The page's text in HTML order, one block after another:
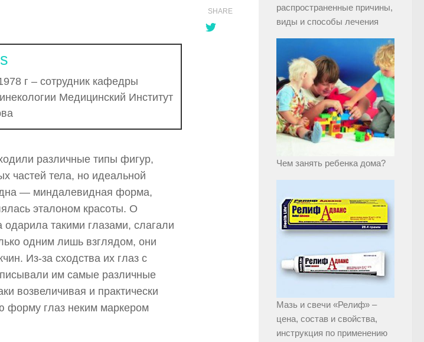
г – сотрудник кафедры
Медицинский Институт
различные типы фигур,
частей тела, но идеальной
— миндалевидная форма,
эталоном красоты. О
такими глазами, слагали
одним лишь взглядом, они
Из-за сходства их глаз с
им самые различные
возвеличивая и практически
форму глаз неким маркером
SHARE
распространенные причины,
виды и способы лечения
Чем занять ребенка дома?
Мазь и свечи «Релиф» –
цена, состав и свойства,
инструкция по применению